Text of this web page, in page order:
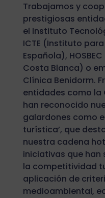
Trabajamos y
prestigiosas
el Instituto
ICTE (Instituto
Española),
Costa Blanca) o
Clínica Benidorm.
entidades como la
han reconocido
galardones como
turística’, que
nuestra cadena
iniciativas que han
la competitividad
aplicación de
medioambiental,